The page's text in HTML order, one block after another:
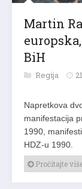
Martin
BiH
Regija
Napretkova
manifestacija
1990,
HDZ-u 1990.
Pročitajte